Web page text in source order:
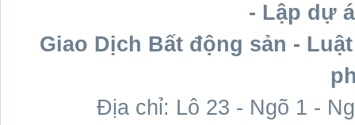
- Lập dự
Giao Dịch Bất động sản -
Địa chỉ: Lô 23 - Ngõ 1 -